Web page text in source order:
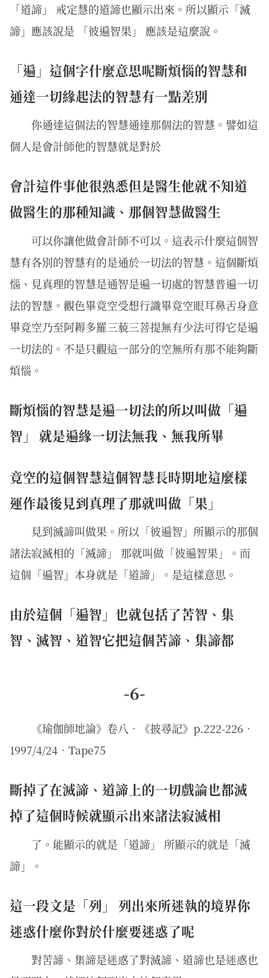
「道諦」 戒定慧的道諦也顯示出來。所以顯示「滅
諦」應該說是 「彼遍智果」 應該是這麼說。
「遍」這個字什麼意思呢斷煩惱的智慧和
通達一切緣起法的智慧有一點差別
你通達這個法的智慧通達那個法的智慧。譬如這
個人是會計師他的智慧就是對於
會計這件事他很熟悉但是醫生他就不知道
做醫生的那種知識、那個智慧做醫生
可以你讓他做會計師不可以。這表示什麼這個智
慧有各別的智慧有的是通於一切法的智慧。這個斷煩
惱、見真理的智慧是通智是遍一切處的智慧普遍一切
法的智慧。觀色畢竟空受想行識畢竟空眼耳鼻舌身意
畢竟空乃至阿耨多羅三藐三菩提無有少法可得它是遍
一切法的。不是只觀這一部分的空無所有那不能夠斷
煩惱。
斷煩惱的智慧是遍一切法的所以叫做「遍
智」 就是遍緣一切法無我、無我所畢
竟空的這個智慧這個智慧長時期地這麼樣
運作最後見到真理了那就叫做「果」
見到滅諦叫做果。所以「彼遍智」所顯示的那個
諸法寂滅相的「滅諦」 那就叫做「彼遍智果」。而
這個「遍智」本身就是「道諦」。是這樣意思。
由於這個「遍智」也就包括了苦智、集
智、滅智、道智它把這個苦諦、集諦都
-6-
《瑜伽師地論》卷八．《披尋記》p.222-226．
1997/4/24‧Tape75
斷掉了在滅諦、道諦上的一切戲論也都滅
掉了這個時候就顯示出來諸法寂滅相
了。能顯示的就是「道諦」 所顯示的就是「滅
諦」。
這一段文是「列」 列出來所迷執的境界你
迷惑什麼你對於什麼要迷惑了呢
對苦諦、集諦是迷惑了對滅諦、道諦也是迷惑也